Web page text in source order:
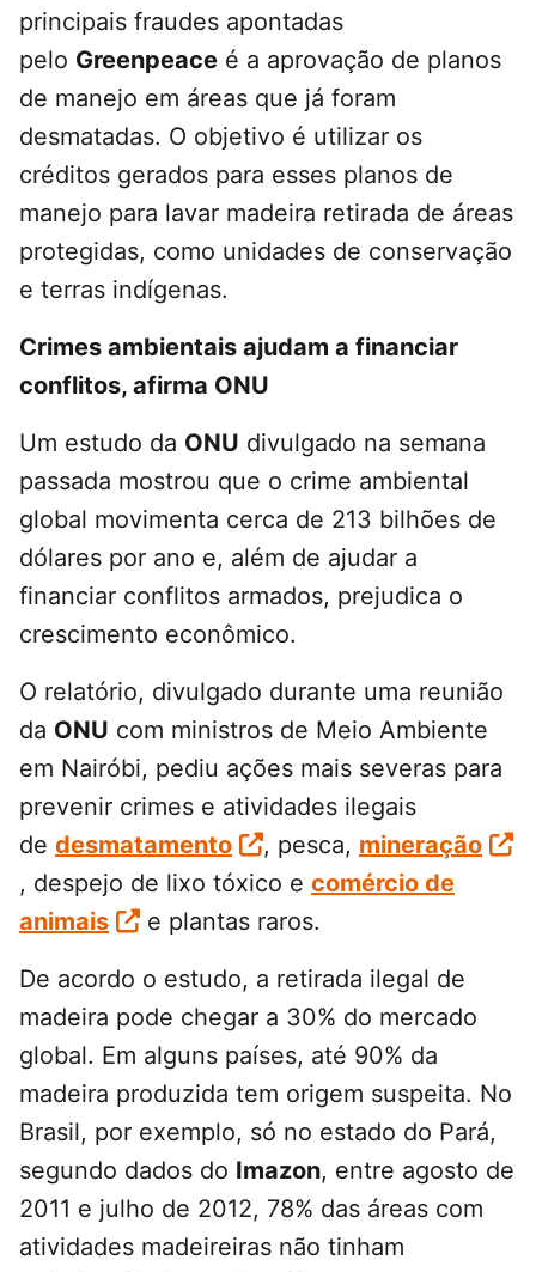
principais fraudes apontadas
pelo Greenpeace é a aprovação de planos
de manejo em áreas que já foram
desmatadas. O objetivo é utilizar os
créditos gerados para esses planos de
manejo para lavar madeira retirada de áreas
protegidas, como unidades de conservação
e terras indígenas.
Crimes ambientais ajudam a financiar
conflitos, afirma ONU
Um estudo da ONU divulgado na semana
passada mostrou que o crime ambiental
global movimenta cerca de 213 bilhões de
dólares por ano e, além de ajudar a
financiar conflitos armados, prejudica o
crescimento econômico.
O relatório, divulgado durante uma reunião
da ONU com ministros de Meio Ambiente
em Nairóbi, pediu ações mais severas para
prevenir crimes e atividades ilegais
de desmatamento , pesca, mineração
, despejo de lixo tóxico e comércio de
animais
e plantas raros.
De acordo o estudo, a retirada ilegal de
madeira pode chegar a 30% do mercado
global. Em alguns países, até 90% da
madeira produzida tem origem suspeita. No
Brasil, por exemplo, só no estado do Pará,
segundo dados do Imazon, entre agosto de
2011 e julho de 2012, 78% das áreas com
atividades madeireiras não tinham